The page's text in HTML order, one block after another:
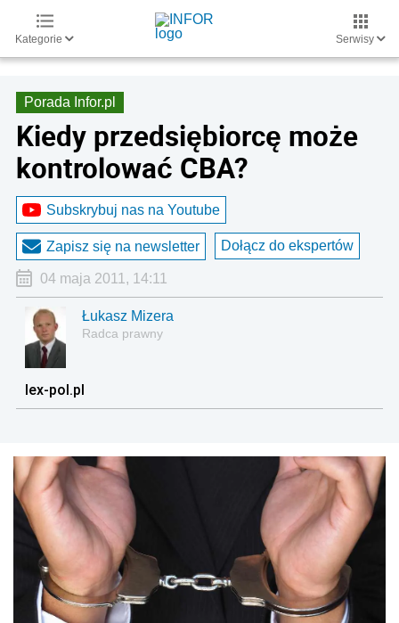
Kategorie Serwisy
Porada Infor.pl
Kiedy przedsiębiorcę może
kontrolować CBA?
Subskrybuj nas na Youtube
Zapisz się na newsletter Dołącz do ekspertów
04 maja 2011, 14:11
Łukasz Mizera
Radca prawny
lex-pol.pl